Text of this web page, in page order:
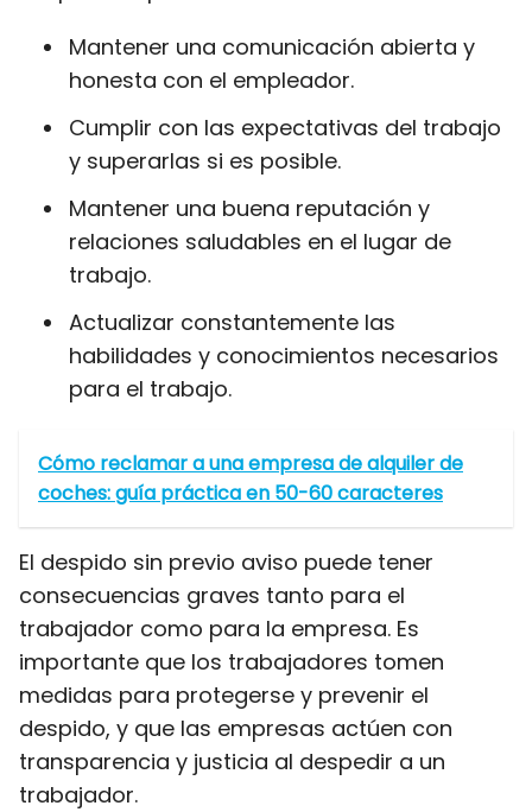
Mantener una comunicación abierta y
honesta con el empleador.
Cumplir con las expectativas del trabajo
y superarlas si es posible.
Mantener una buena reputación y
relaciones saludables en el lugar de
trabajo.
Actualizar constantemente las
habilidades y conocimientos necesarios
para el trabajo.
Cómo reclamar a una empresa de alquiler de
coches: guía práctica en 50-60 caracteres
El despido sin previo aviso puede tener
consecuencias graves tanto para el
trabajador como para la empresa. Es
importante que los trabajadores tomen
medidas para protegerse y prevenir el
despido, y que las empresas actúen con
transparencia y justicia al despedir a un
trabajador.